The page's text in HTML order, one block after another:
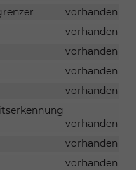
vorhanden
vorhanden
vorhanden
vorhanden
vorhanden
vorhanden
vorhanden
vorhanden